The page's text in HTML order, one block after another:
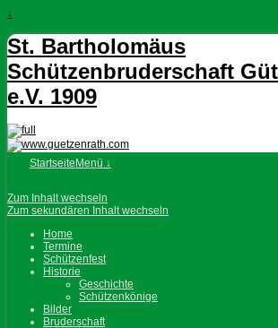
↓
St. Bartholomäus
Schützenbruderschaft
e.V. 1909
Startseite Menü ↓
Zum Inhalt wechseln
Zum sekundären Inhalt wechseln
Home
Termine
Schützenfest
Historie
Geschichte
Schützenkönige
Bilder
Bruderschaft